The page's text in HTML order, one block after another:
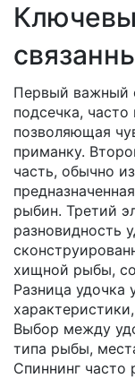
Первый важный
подсечка,
позволяющая
приманку.
часть, обычно
рыбин. Третий
разновидность
хищной рыбы,
Разница удочка
Выбор между
типа рыбы,
Спиннинг часто